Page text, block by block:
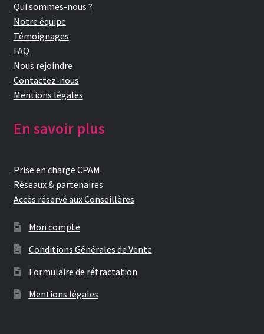
Qui sommes-nous ?
Notre équipe
Témoignages
FAQ
Nous rejoindre
Contactez-nous
Mentions légales
En savoir plus
Prise en charge CPAM
Réseaux & partenaires
Accès réservé aux Conseillères
Mon compte
Conditions Générales de Vente
Formulaire de rétractation
Mentions légales